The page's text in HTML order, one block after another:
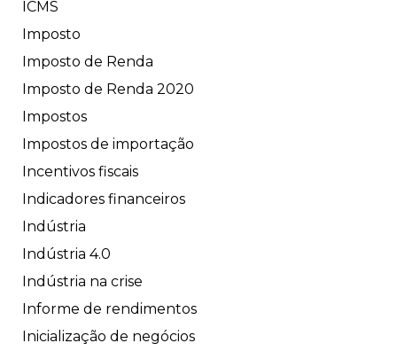
ICMS
Imposto
Imposto de Renda
Imposto de Renda 2020
Impostos
Impostos de importação
Incentivos fiscais
Indicadores financeiros
Indústria
Indústria 4.0
Indústria na crise
Informe de rendimentos
Inicialização de negócios